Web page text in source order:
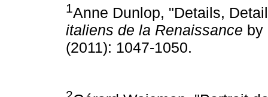
1Anne Dunlop, "Details,
italiens de la Renaissance by
(2011): 1047-1050.